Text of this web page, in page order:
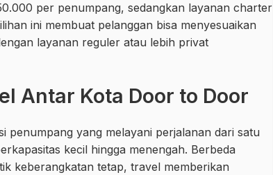
per penumpang, sedangkan layanan charter
ini membuat pelanggan bisa menyesuaikan
layanan reguler atau lebih privat
Antar Kota Door to Door
penumpang yang melayani perjalanan dari satu
kecil hingga menengah. Berbeda
keberangkatan tetap, travel memberikan